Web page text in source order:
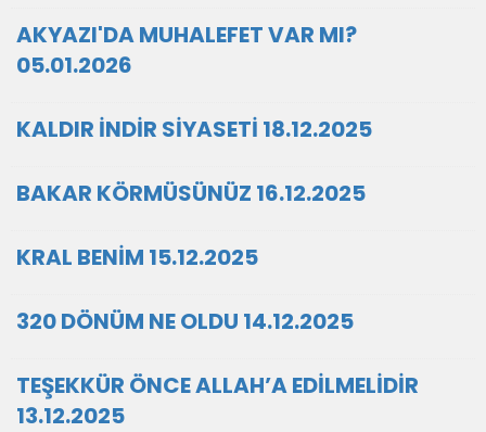
AKYAZI'DA MUHALEFET VAR MI?
05.01.2026
KALDIR İNDİR SİYASETİ 18.12.2025
BAKAR KÖRMÜSÜNÜZ 16.12.2025
KRAL BENİM 15.12.2025
320 DÖNÜM NE OLDU 14.12.2025
TEŞEKKÜR ÖNCE ALLAH’A EDİLMELİDİR
13.12.2025